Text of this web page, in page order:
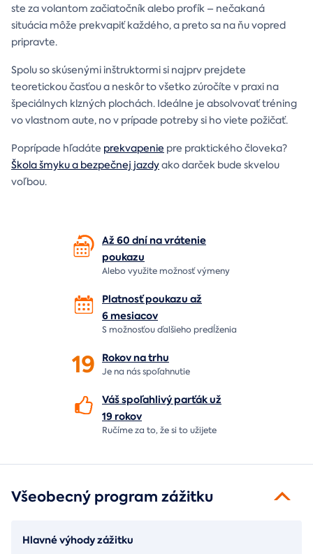
ste za volantom začiatočník alebo profík – nečakaná
situácia môže prekvapiť každého, a preto sa na ňu vopred
pripravte.
Spolu so skúsenými inštruktormi si najprv prejdete
teoretickou časťou a neskôr to všetko zúročíte v praxi na
špeciálnych klzných plochách. Ideálne je absolvovať tréning
vo vlastnom aute, no v prípade potreby si ho viete požičať.
Poprípade hľadáte prekvapenie pre praktického človeka?
Škola šmyku a bezpečnej jazdyako darček bude skvelou
voľbou.
Až 60 dní na vrátenie
poukazu
Alebo využite možnosť výmeny
Platnosť poukazu až
6 mesiacov
S možnosťou ďalšieho predĺženia
19 Rokov natrhu
Je na násspoľahnutie
Váš spoľahlivý parťák už
19 rokov
Ručíme za to,že si to užijete
Všeobecný program zážitku
Hlavné výhody zážitku